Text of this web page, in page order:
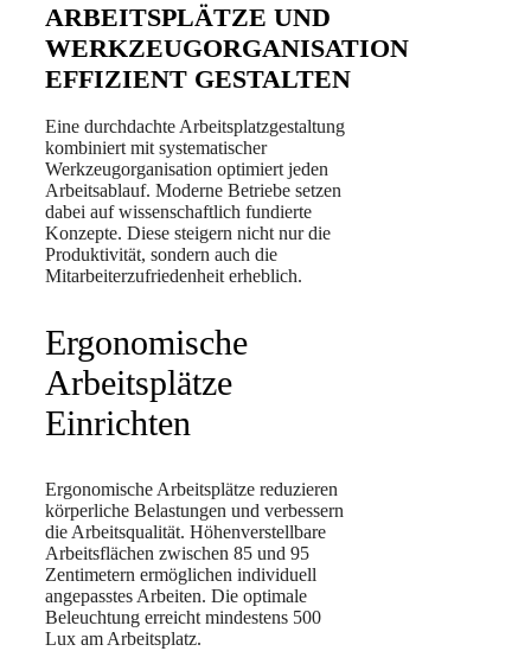
ARBEITSPLÄTZE UND
WERKZEUGORGANISATION
EFFIZIENT GESTALTEN
Eine durchdachte Arbeitsplatzgestaltung
kombiniert mit systematischer
Werkzeugorganisation optimiert jeden
Arbeitsablauf. Moderne Betriebe setzen
dabei auf wissenschaftlich fundierte
Konzepte. Diese steigern nicht nur die
Produktivität, sondern auch die
Mitarbeiterzufriedenheit erheblich.
Ergonomische
Arbeitsplätze
Einrichten
Ergonomische Arbeitsplätze reduzieren
körperliche Belastungen und verbessern
die Arbeitsqualität. Höhenverstellbare
Arbeitsflächen zwischen 85 und 95
Zentimetern ermöglichen individuell
angepasstes Arbeiten. Die optimale
Beleuchtung erreicht mindestens 500
Lux am Arbeitsplatz.